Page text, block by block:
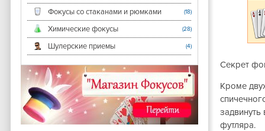
Фокусы со стаканами и рюмками (18)
Химические фокусы (28)
Шулерские приемы (4)
Секрет
Кроме
задвинуть
футляра.